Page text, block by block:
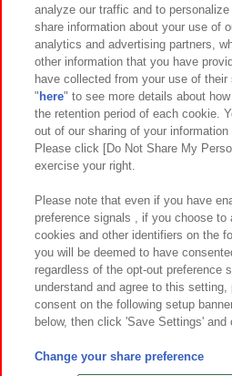
イベント・キャンペーン
関連会社 サステナビリティ
プライバシーポリシー ウェブアク
お取引先さまとともに
カスタマーハラスメント対応方針 よ
©Bandai Namco
©Bandai Namco
analyze our traffic and to
share information about your use of
analytics and advertising partners,
other information that you have
have collected from your use of
" here" to see more details about
the retention period of each cookie.
out of our sharing of your information
Please click [Do Not Share My
exercise your right.
Please note that even if you have
preference signals , if you choose to
cookies and other identifiers on the
you will be deemed to have
regardless of the opt-out preference
understand and agree to this setting,
consent on the following setup
below, then click 'Save Settings' and
Change your share preference